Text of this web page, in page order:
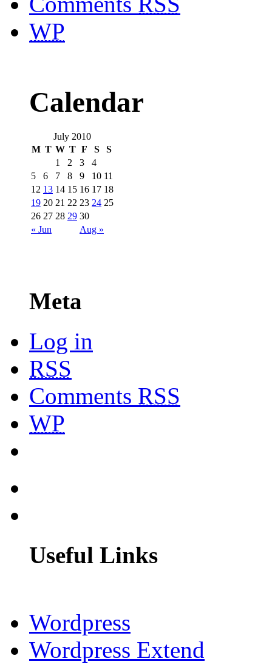
WP
Calendar
July 2010
M T W T F S S
« Jun Aug »
1 2 3
4
5
6 7 8 9 10 11
12 13 14 15 16 17 18
19 20 21 22 23 24 25
26 27 28 29 30
Meta
Log in
RSS
Comments RSS
WP
Useful Links
Wordpress
Wordpress Extend